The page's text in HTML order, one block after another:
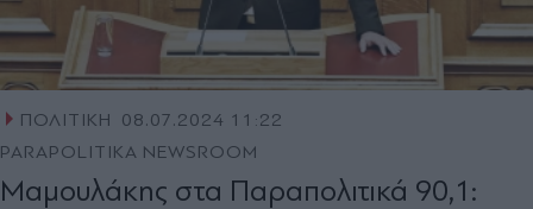
ΠΟΛΙΤΙΚΗ
08.07.2024 11:22
PARAPOLITIKA NEWSROOM
Μαμουλάκης στα Παραπολιτικά 90,1: